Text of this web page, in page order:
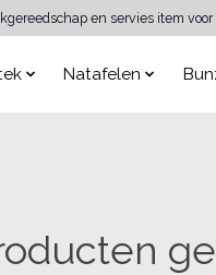
en servies item
Natafelen